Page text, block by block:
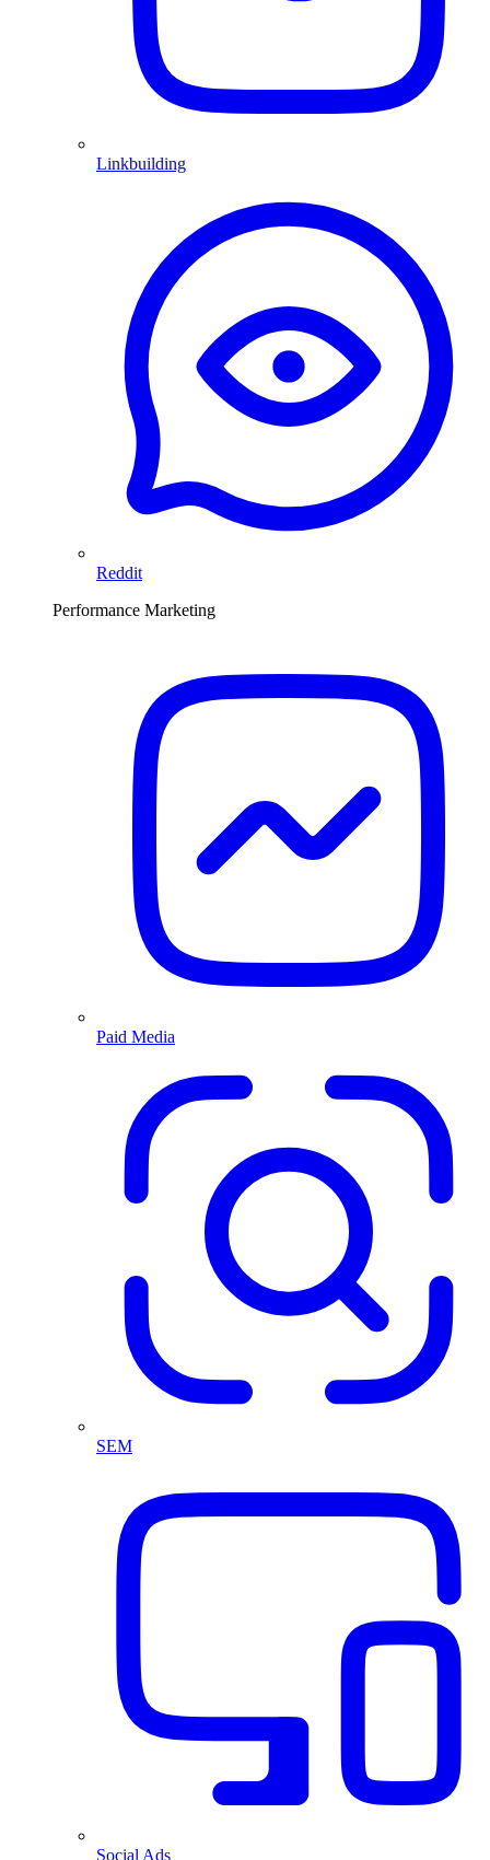
Linkbuilding
Reddit
Performance Marketing
Paid Media
SEM
Social Ads